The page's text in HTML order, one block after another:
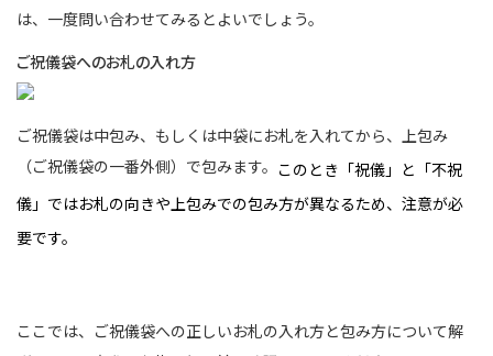
は、一度問い合わせてみるとよいでしょう。
ご祝儀袋へのお札の入れ方
ご祝儀袋は中包み、もしくは中袋にお札を入れてから、上包み
（ご祝儀袋の一番外側）で包みます。 このとき「祝儀」と「不祝
儀」ではお札の向きや上包みでの包み方が異なるため、注意が必
要です。
ここでは、ご祝儀袋への正しいお札の入れ方と包み方について解